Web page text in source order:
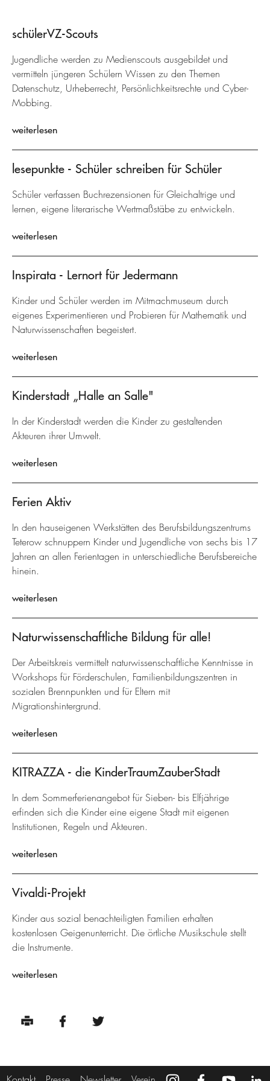
schülerVZ-Scouts
Jugendliche werden zu Medienscouts ausgebildet und
vermitteln jüngeren Schülern Wissen zu den Themen
Datenschutz, Urheberrecht, Persönlichkeitsrechte und Cyber-
Mobbing.
weiterlesen
lesepunkte - Schüler schreiben für Schüler
Schüler verfassen Buchrezensionen für Gleichaltrige und
lernen, eigene literarische Wertmaßstäbe zu entwickeln.
weiterlesen
Inspirata - Lernort für Jedermann
Kinder und Schüler werden im Mitmachmuseum durch
eigenes Experimentieren und Probieren für Mathematik und
Naturwissenschaften begeistert.
weiterlesen
Kinderstadt „Halle an Salle"
In der Kinderstadt werden die Kinder zu gestaltenden
Akteuren ihrer Umwelt.
weiterlesen
Ferien Aktiv
In den hauseigenen Werkstätten des Berufsbildungszentrums
Teterow schnuppern Kinder und Jugendliche von sechs bis 17
Jahren an allen Ferientagen in unterschiedliche Berufsbereiche
hinein.
weiterlesen
Naturwissenschaftliche Bildung für alle!
Der Arbeitskreis vermittelt naturwissenschaftliche Kenntnisse in
Workshops für Förderschulen, Familienbildungszentren in
sozialen Brennpunkten und für Eltern mit
Migrationshintergrund.
weiterlesen
KITRAZZA - die KinderTraumZauberStadt
In dem Sommerferienangebot für Sieben- bis Elfjährige
erfinden sich die Kinder eine eigene Stadt mit eigenen
Institutionen, Regeln und Akteuren.
weiterlesen
Vivaldi-Projekt
Kinder aus sozial benachteiligten Familien erhalten
kostenlosen Geigenunterricht. Die örtliche Musikschule stellt
die Instrumente.
weiterlesen